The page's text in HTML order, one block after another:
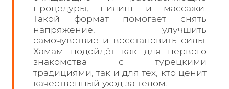
процедуры, пилинг и массажи.
Такой формат помогает снять
напряжение, улучшить
самочувствие и восстановить силы.
Хамам подойдёт как для первого
знакомства с турецкими
традициями, так и для тех, кто ценит
качественный уход за телом.